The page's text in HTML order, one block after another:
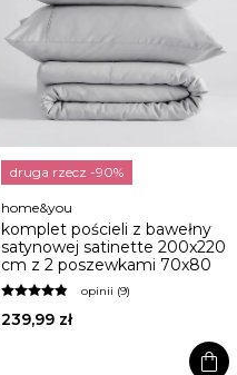
druga rzecz -90%
home&you
komplet pościeli z bawełny
satynowej satinette 200x220
cm z 2 poszewkami 70x80
opinii (9)
239,99 zł
shopping_bag